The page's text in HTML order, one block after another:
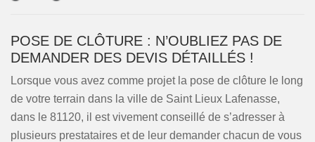
POSE DE CLÔTURE : N’OUBLIEZ PAS DE
DEMANDER DES DEVIS DÉTAILLÉS !
Lorsque vous avez comme projet la pose de clôture le long
de votre terrain dans la ville de Saint Lieux Lafenasse,
dans le 81120, il est vivement conseillé de s’adresser à
plusieurs prestataires et de leur demander chacun de vous